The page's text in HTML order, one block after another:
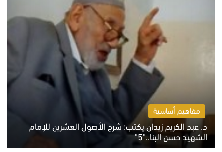
مفاهيم أساسية
د. عبد الكريم زيدان يكتب: شرح الأصول العشرين للإمام
الشهيد حسن البنا.."5"